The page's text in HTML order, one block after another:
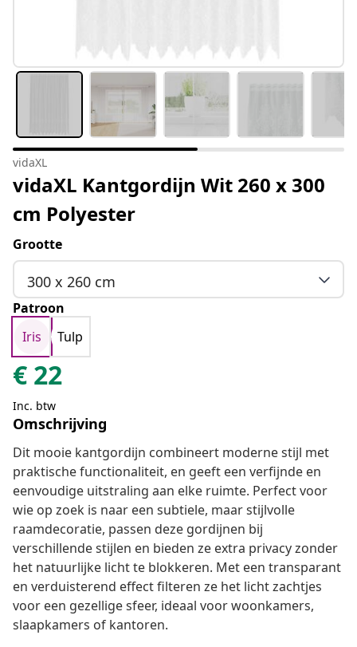
vidaXL
vidaXL Kantgordijn Wit 260 x 300
cm Polyester
Grootte
300 x 260 cm
Patroon
Iris
Tulp
€ 22
Inc. btw
Omschrijving
Dit mooie kantgordijn combineert moderne stijl met
praktische functionaliteit, en geeft een verfijnde en
eenvoudige uitstraling aan elke ruimte. Perfect voor
wie op zoek is naar een subtiele, maar stijlvolle
raamdecoratie, passen deze gordijnen bij
verschillende stijlen en bieden ze extra privacy zonder
het natuurlijke licht te blokkeren. Met een transparant
en verduisterend effect filteren ze het licht zachtjes
voor een gezellige sfeer, ideaal voor woonkamers,
slaapkamers of kantoren.